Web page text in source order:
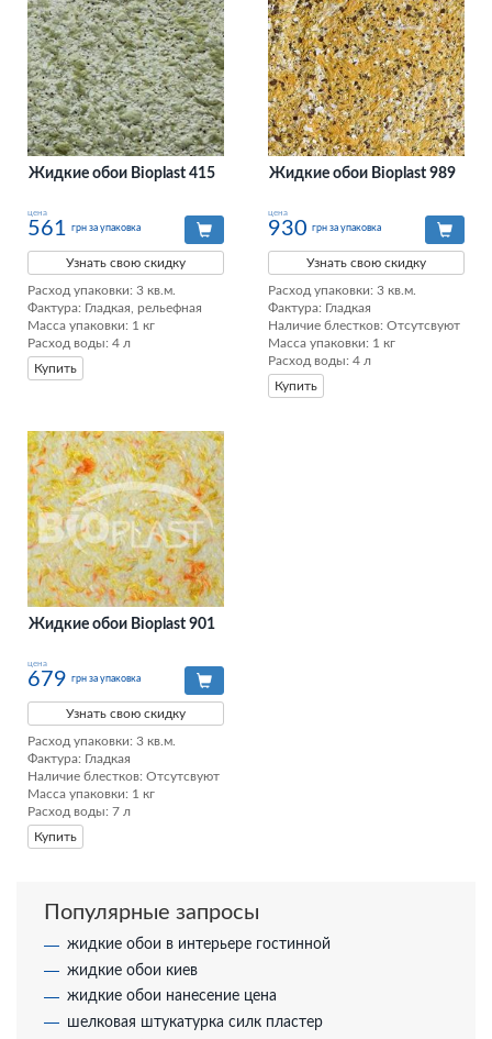
Жидкие обои Bioplast 415
цена
561 грн за упаковка
Узнать свою скидку
Расход упаковки: 3 кв.м.
Фактура: Гладкая, рельефная
Масса упаковки: 1 кг
Расход воды: 4 л
Купить
Жидкие обои Bioplast 989
цена
930 грн за упаковка
Узнать свою скидку
Расход упаковки: 3 кв.м.
Фактура: Гладкая
Наличие блестков: Отсутсвуют
Масса упаковки: 1 кг
Расход воды: 4 л
Купить
Жидкие обои Bioplast 901
цена
679 грн за упаковка
Узнать свою скидку
Расход упаковки: 3 кв.м.
Фактура: Гладкая
Наличие блестков: Отсутсвуют
Масса упаковки: 1 кг
Расход воды: 7 л
Купить
Популярные запросы
жидкие обои в интерьере гостинной
жидкие обои киев
жидкие обои нанесение цена
шелковая штукатурка силк пластер